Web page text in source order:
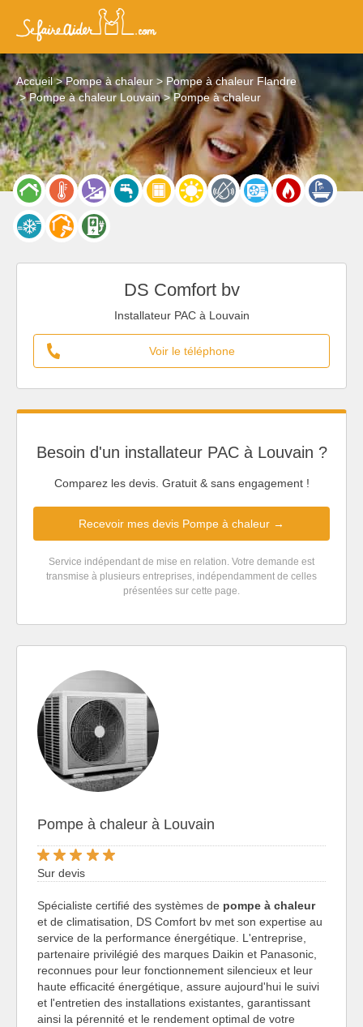
Accueil Pompe à chaleur
Pompe à chaleur Flandre
Pompe à chaleur Louvain
Pompe à chaleur
DS Comfort bv
Installateur PAC à Louvain
Voir le téléphone
Besoin d'un installateur PAC à Louvain ?
Comparez les devis. Gratuit & sans engagement !
Recevoir mes devis Pompe à chaleur →
Service indépendant de mise en relation. Votre demande est
transmise à plusieurs entreprises, indépendamment de celles
présentées sur cette page.
Pompe à chaleur à Louvain
Sur devis
Spécialiste certifié des systèmes de pompe à chaleur
et de climatisation, DS Comfort bv met son expertise au
service de la performance énergétique. L'entreprise,
partenaire privilégié des marques Daikin et Panasonic,
reconnues pour leur fonctionnement silencieux et leur
haute efficacité énergétique, assure aujourd'hui le suivi
et l'entretien des installations existantes, garantissant
ainsi la pérennité et le rendement optimal de votre